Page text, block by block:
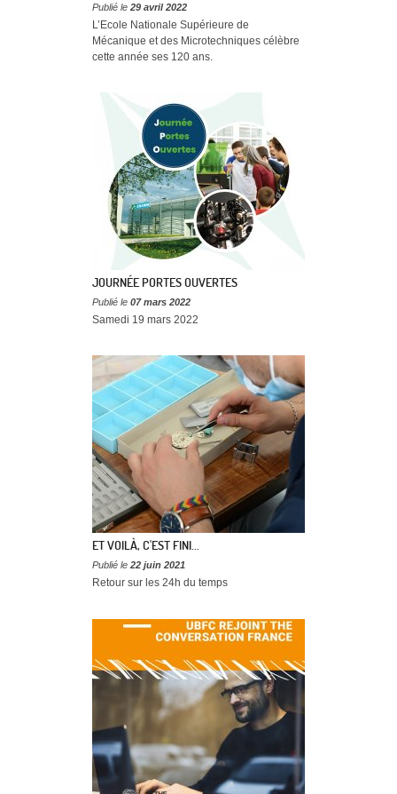
Publié le 29 avril 2022
L’Ecole Nationale Supérieure de
Mécanique et des Microtechniques célèbre
cette année ses 120 ans.
JOURNÉE PORTES OUVERTES
Publié le 07 mars 2022
Samedi 19 mars 2022
ET VOILÀ, C'EST FINI...
Publié le 22 juin 2021
Retour sur les 24h du temps